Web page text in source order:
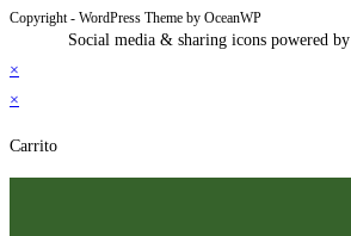
Copyright - WordPress Theme by OceanWP
Social media & sharing icons powered by
×
×
Carrito